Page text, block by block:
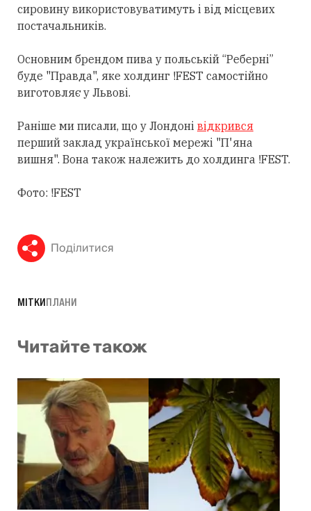
сировину використовуватимуть і від місцевих
постачальників.
Основним брендом пива у польській “Реберні”
буде "Правда", яке холдинг !FEST самостійно
виготовляє у Львові.
Раніше ми писали, що у Лондоні відкрився
перший заклад української мережі "П'яна
вишня". Вона також належить до холдинга !FEST.
Фото: !FEST
Поділитися
МІТКИПЛАНИ
Читайте також